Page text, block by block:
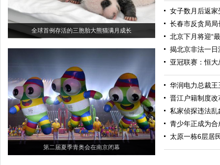
全球首例存活的三胞胎大熊猫满月成长
第二届夏季青奥会在南京闭幕
女子数月后返
长春市反贪局
北京下月将迎“
揭北京非法一
亚冠联赛：恒
华润电力总裁
晋江户籍制度改
私家侦探违法
青少年正成为
太原一栋6层居